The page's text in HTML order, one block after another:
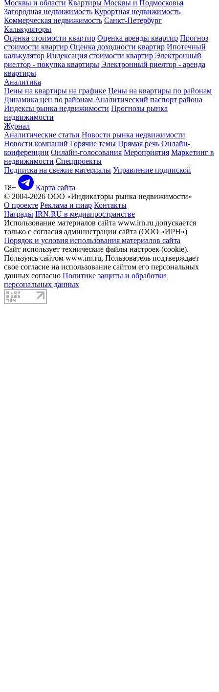
Москвы и области Квартиры Москвы и Подмосковья
Загородная недвижимость Курортная недвижимость
Коммерческая недвижимость Санкт-Петербург
Калькуляторы
Оценка стоимости квартир Оценка аренды квартир Прогноз
стоимости квартир Оценка доходности квартир Ипотечный
калькулятор Индексация стоимости квартир Электронный
риелтор - покупка квартиры Электронный риелтор - аренда
квартиры
Аналитика
Цены на квартиры на графике Цены на квартиры по районам
Динамика цен по районам Аналитический паспорт района
Индексы рынка недвижимости Прогнозы рынка
недвижимости
Журнал
Аналитические статьи Новости рынка недвижимости
Новости компаний Горячие темы Прямая речь Онлайн-
конференции Онлайн-голосования Мероприятия Маркетинг в
недвижимости Спецпроекты
Подписка на свежие материалы Управление подпиской
18+
Карта сайта
© 2004-2026 ООО «Индикаторы рынка недвижимости»
О проекте Реклама и пиар Контакты
Награды IRN.RU в медиапространстве
Использование материалов сайта www.irn.ru допускается
только с согласия администрации сайта (ООО «ИРН»)
Порядок и условия использования материалов сайта
Сайт использует технические файлы настроек (cookie).
Пользуясь сайтом www.irn.ru, Пользователь подтверждает
свое согласие на использование сайтом его персональных
данных согласно Политике защиты и обработки
персональных данных